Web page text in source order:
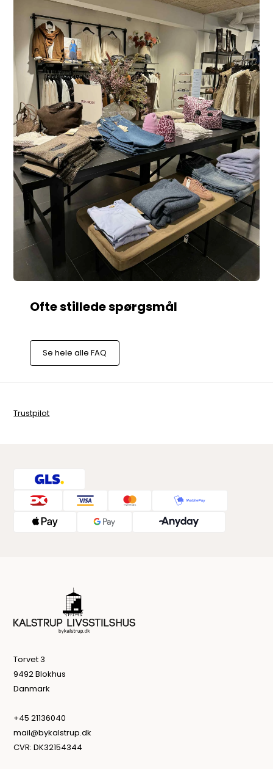
Se hele alle FAQ
Trustpilot
Torvet 3
9492 Blokhus
Danmark
+45 21136040
mail@bykalstrup.dk
CVR: DK32154344